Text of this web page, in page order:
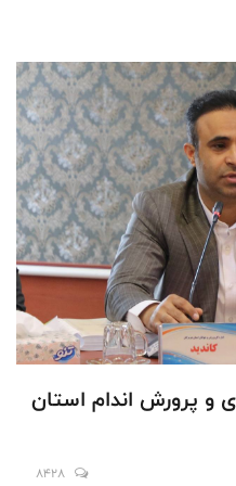
و پرورش اندام استان
8428